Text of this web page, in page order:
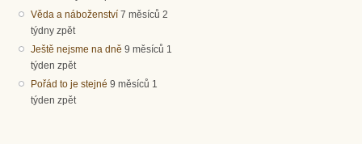
Věda a náboženství 7 měsíců 2
týdny zpět
Ještě nejsme na dně 9 měsíců 1
týden zpět
Pořád to je stejné 9 měsíců 1
týden zpět